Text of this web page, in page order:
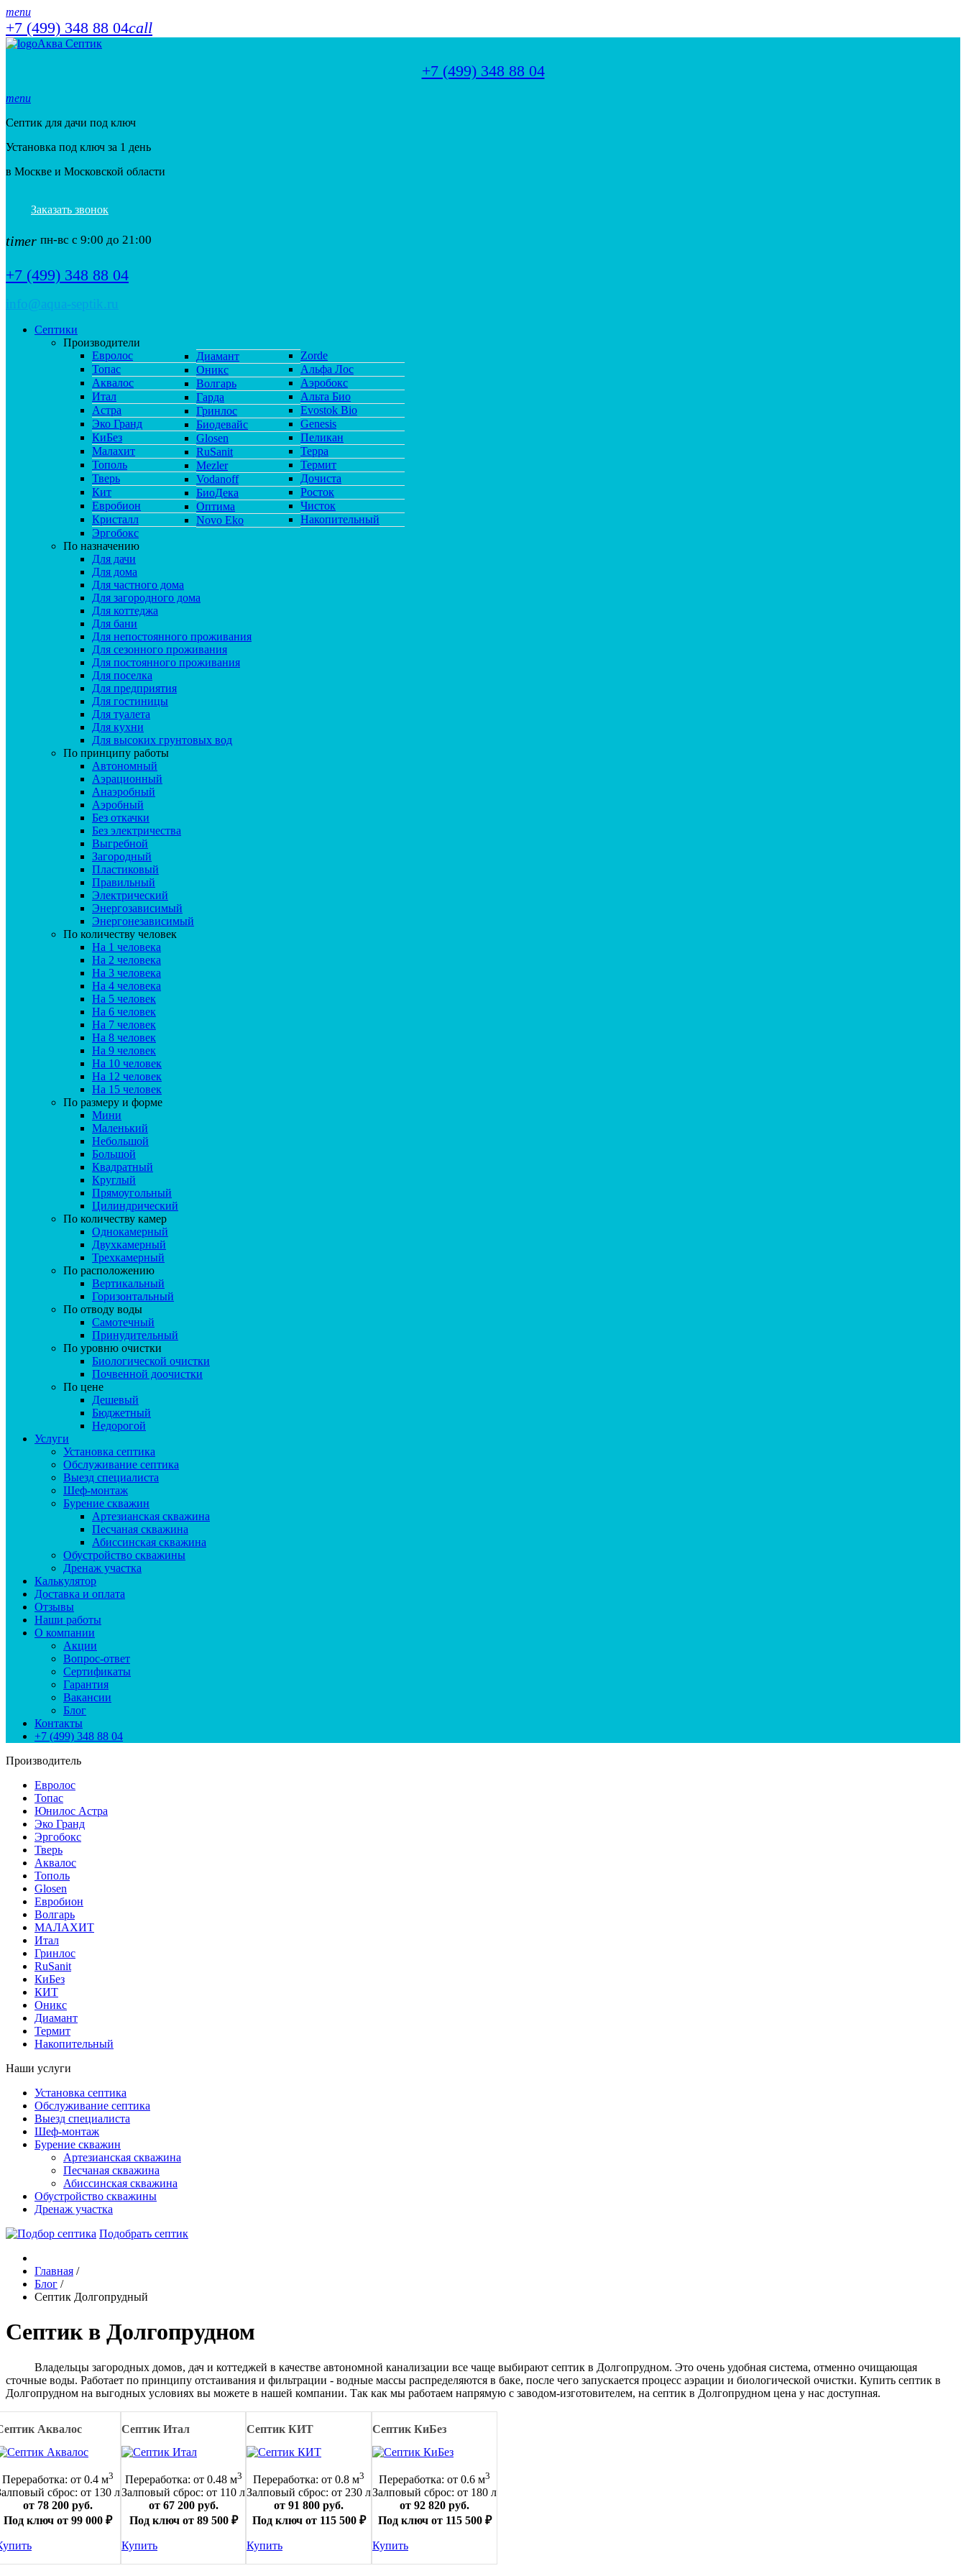
menu
+7 (499) 348 88 04call
Аква Септик
+7 (499) 348 88 04
menu
Септик для дачи под ключ
Установка под ключ за 1 день
в Москве и Московской области
Заказать звонок
timer пн-вс с 9:00 до 21:00
+7 (499) 348 88 04
info@aqua-septik.ru
Септики
Производители
Евролос
Топас
Аквалос
Итал
Астра
Эко Гранд
КиБез
Малахит
Тополь
Тверь
Кит
Евробион
Кристалл
Эргобокс
Диамант
Оникс
Волгарь
Гарда
Гринлос
Биодевайс
Glosen
RuSanit
Mezler
Vodanoff
БиоДека
Оптима
Novo Eko
Zorde
Альфа Лос
Аэробокс
Альта Био
Evostok Bio
Genesis
Пеликан
Терра
Термит
Дочиста
Росток
Чисток
Накопительный
По назначению
Для дачи
Для дома
Для частного дома
Для загородного дома
Для коттеджа
Для бани
Для непостоянного проживания
Для сезонного проживания
Для постоянного проживания
Для поселка
Для предприятия
Для гостиницы
Для туалета
Для кухни
Для высоких грунтовых вод
По принципу работы
Автономный
Аэрационный
Анаэробный
Аэробный
Без откачки
Без электричества
Выгребной
Загородный
Пластиковый
Правильный
Электрический
Энергозависимый
Энергонезависимый
По количеству человек
На 1 человека
На 2 человека
На 3 человека
На 4 человека
На 5 человек
На 6 человек
На 7 человек
На 8 человек
На 9 человек
На 10 человек
На 12 человек
На 15 человек
По размеру и форме
Мини
Маленький
Небольшой
Большой
Квадратный
Круглый
Прямоугольный
Цилиндрический
По количеству камер
Однокамерный
Двухкамерный
Трехкамерный
По расположению
Вертикальный
Горизонтальный
По отводу воды
Самотечный
Принудительный
По уровню очистки
Биологической очистки
Почвенной доочистки
По цене
Дешевый
Бюджетный
Недорогой
Услуги
Установка септика
Обслуживание септика
Выезд специалиста
Шеф-монтаж
Бурение скважин
Артезианская скважина
Песчаная скважина
Абиссинская скважина
Обустройство скважины
Дренаж участка
Калькулятор
Доставка и оплата
Отзывы
Наши работы
О компании
Акции
Вопрос-ответ
Сертификаты
Гарантия
Вакансии
Блог
Контакты
+7 (499) 348 88 04
Производитель
Евролос
Топас
Юнилос Астра
Эко Гранд
Эргобокс
Тверь
Аквалос
Тополь
Glosen
Евробион
Волгарь
МАЛАХИТ
Итал
Гринлос
RuSanit
КиБез
КИТ
Оникс
Диамант
Термит
Накопительный
Наши услуги
Установка септика
Обслуживание септика
Выезд специалиста
Шеф-монтаж
Бурение скважин
Артезианская скважина
Песчаная скважина
Абиссинская скважина
Обустройство скважины
Дренаж участка
Подобрать септик
Главная /
Блог /
Септик Долгопрудный
Септик в Долгопрудном
Владельцы загородных домов, дач и коттеджей в качестве автономной канализации все чаще выбирают септик в Долгопрудном. Это очень удобная система, отменно очищающая
сточные воды. Работает по принципу отстаивания и фильтрации - водные массы распределяются в баке, после чего запускается процесс аэрации и биологической очистки. Купить септик в
Долгопрудном на выгодных условиях вы можете в нашей компании. Так как мы работаем напрямую с заводом-изготовителем, на септик в Долгопрудном цена у нас доступная.
Аквалос
Переработка: от 0.4 м3
сброс: от 130 л
от 78 200 руб.
Под ключ от 99 000 ₽
Септик Итал
Переработка: от 0.48 м3
Залповый сброс: от 110 л
от 67 200 руб.
Под ключ от 89 500 ₽
Купить
Септик КИТ
Переработка: от 0.8 м3
Залповый сброс: от 230 л
от 91 800 руб.
Под ключ от 115 500 ₽
Купить
Септик КиБез
Переработка: от 0.6 м3
Залповый сброс: от 180 л
от 92 820 руб.
Под ключ от 115 500 ₽
Купить